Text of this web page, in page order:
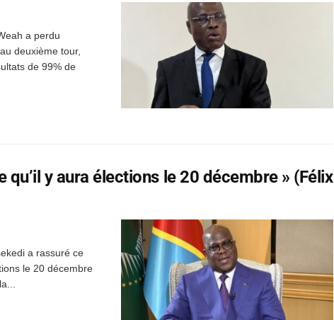
a perdu
deuxième tour,
de 99% de
qu’il y aura élections le 20 décembre » (Félix
a rassuré ce
le 20 décembre